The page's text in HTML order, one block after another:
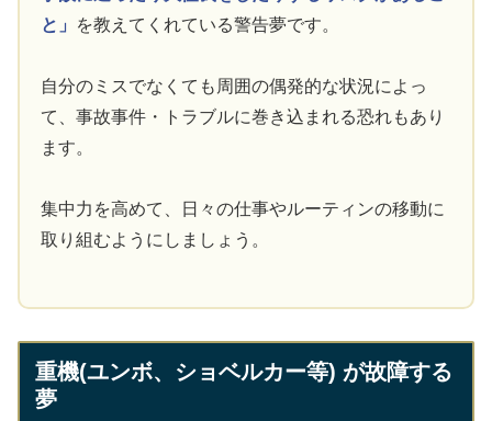
と」
を教えてくれている警告夢です。
自分のミスでなくても周囲の偶発的な状況によっ
て、事故事件・トラブルに巻き込まれる恐れもあり
ます。
集中力を高めて、日々の仕事やルーティンの移動に
取り組むようにしましょう。
重機(ユンボ、ショベルカー等) が故障する
夢